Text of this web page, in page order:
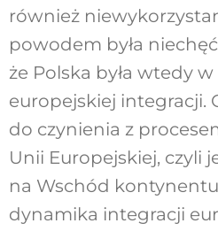
również
powodem była
że Polska była wtedy
europejskiej integracji.
do czynienia z
Unii Europejskiej, czyli
na Wschód
dynamika integracji